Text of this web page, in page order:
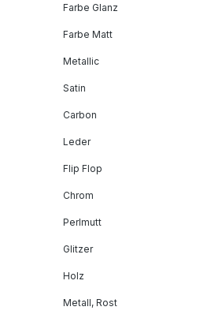
Farbe Glanz
Farbe Matt
Metallic
Satin
Carbon
Leder
Flip Flop
Chrom
Perlmutt
Glitzer
Holz
Metall, Rost